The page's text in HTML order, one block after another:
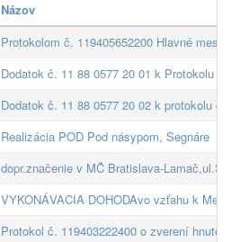
Názov
Protokolom č. 119405652200 Hlavné
Dodatok č. 11 88 0577 20 01 k Protokolu
Dodatok č. 11 88 0577 20 02 k protokolu
Realizácia POD Pod násypom, Segnáre
dopr.značenie v MČ Bratislava-
VYKONÁVACIA DOHODAvo vzťahu k
Protokol č. 119403222400 o zverení